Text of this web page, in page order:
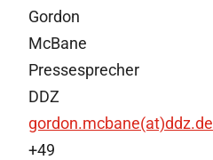
Gordon
McBane
Pressesprecher
DDZ
gordon.mcbane(at)ddz.de
+49